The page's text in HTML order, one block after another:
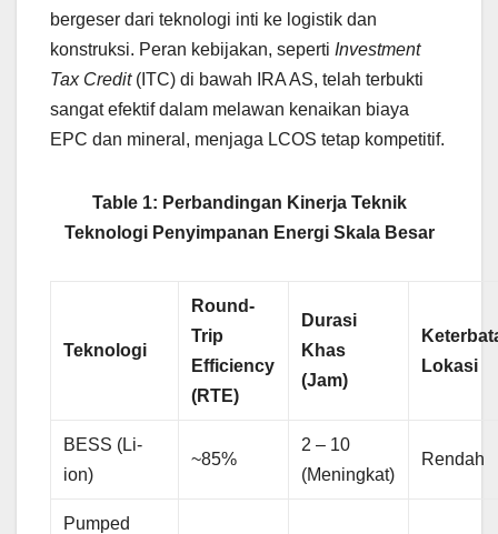
bergeser dari teknologi inti ke logistik dan
konstruksi. Peran kebijakan, seperti Investment
Tax Credit(ITC) di bawah IRA AS, telah terbukti
sangat efektif dalam melawan kenaikan biaya
EPC dan mineral, menjaga LCOS tetap kompetitif.
Table 1: Perbandingan Kinerja Teknik
Teknologi Penyimpanan Energi Skala Besar
Teknologi
Round-
Trip
Efficiency
(RTE)
Durasi
Khas
(Jam)
Lokasi
BESS (Li-
ion)
~85%
2 – 10
(Meningkat)
Rendah
Pumped